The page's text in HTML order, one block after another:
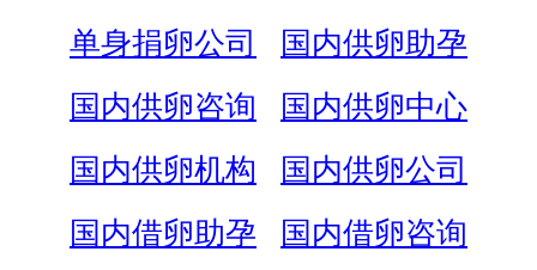
单身捐卵公司
国内供卵助孕
国内供卵咨询
国内供卵中心
国内供卵机构
国内供卵公司
国内借卵助孕
国内借卵咨询